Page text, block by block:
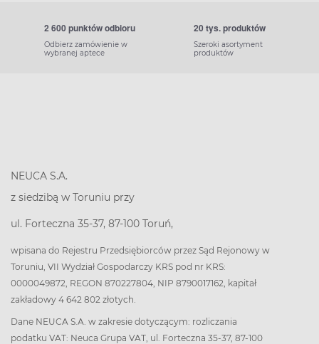
2 600 punktów odbioru
Odbierz zamówienie w
wybranej aptece
20 tys. produktów
Szeroki asortyment
produktów
NEUCA S.A.
z siedzibą w Toruniu przy
ul. Forteczna 35-37, 87-100 Toruń,
wpisana do Rejestru Przedsiębiorców przez Sąd Rejonowy w
Toruniu, VII Wydział Gospodarczy KRS pod nr KRS:
0000049872, REGON 870227804, NIP 8790017162, kapitał
zakładowy 4 642 802 złotych.
Dane NEUCA S.A. w zakresie dotyczącym: rozliczania
podatku VAT: Neuca Grupa VAT, ul. Forteczna 35-37, 87-100